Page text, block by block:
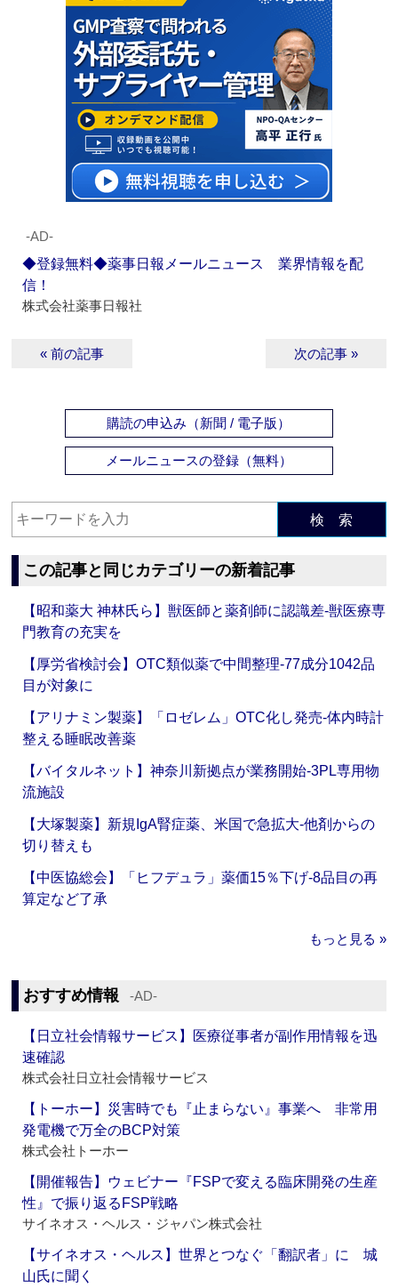
‐AD‐
◆登録無料◆薬事日報メールニュース 業界情報を配
信！
株式会社薬事日報社
« 前の記事 次の記事 »
購読の申込み（新聞 / 電子版）
メールニュースの登録（無料）
検 索
この記事と同じカテゴリーの新着記事
【昭和薬大 神林氏ら】獣医師と薬剤師に認識差‐獣医療専
門教育の充実を
【厚労省検討会】OTC類似薬で中間整理‐77成分1042品
目が対象に
【アリナミン製薬】「ロゼレム」OTC化し発売‐体内時計
整える睡眠改善薬
【バイタルネット】神奈川新拠点が業務開始‐3PL専用物
流施設
【大塚製薬】新規IgA腎症薬、米国で急拡大‐他剤からの
切り替えも
【中医協総会】「ヒフデュラ」薬価15％下げ‐8品目の再
算定など了承
もっと見る »
おすすめ情報 ‐AD‐
【日立社会情報サービス】医療従事者が副作用情報を迅
速確認
株式会社日立社会情報サービス
【トーホー】災害時でも『止まらない』事業へ 非常用
発電機で万全のBCP対策
株式会社トーホー
【開催報告】ウェビナー『FSPで変える臨床開発の生産
性』で振り返るFSP戦略
サイネオス・ヘルス・ジャパン株式会社
【サイネオス・ヘルス】世界とつなぐ「翻訳者」に 城
山氏に聞く